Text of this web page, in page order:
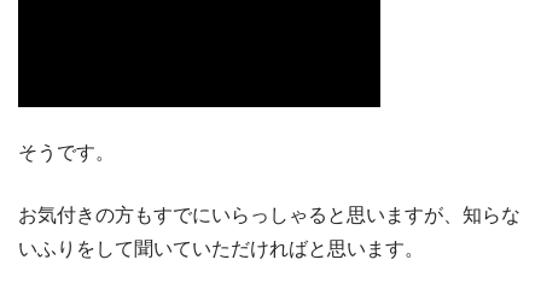
そうです。
お気付きの方もすでにいらっしゃると思いますが、知らな
いふりをして聞いていただければと思います。